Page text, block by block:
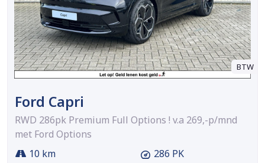
BTW
Ford Capri
RWD 286pk Premium Full Options ! v.a 269,-p/mnd
met Ford Options
10 km
286 PK